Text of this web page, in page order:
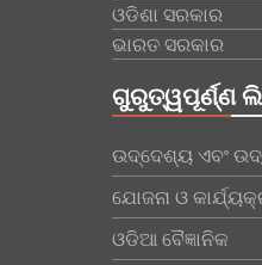
ଓଡିଶା ସରକାର
ଭାରତ ସରକାର
ଗୁରୁତ୍ୱପୂର୍ଣ୍ଣ
ଉଦ୍ଦେଶ୍ୟ ଏବଂ
ଯୋଜନା ଓ
ଓଡିଆ ବୈଜ୍ଞାନିକ